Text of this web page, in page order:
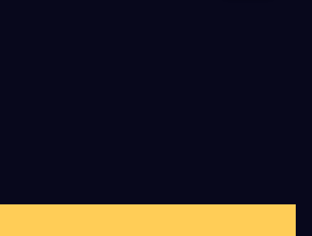
صينى